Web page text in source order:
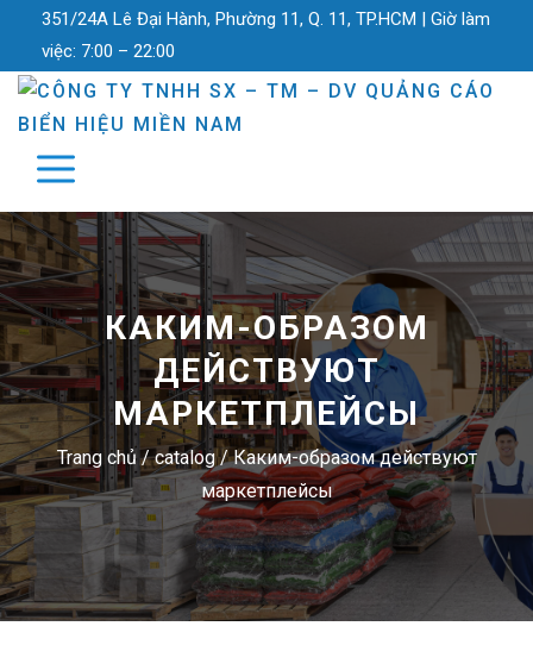
351/24A Lê Đại Hành, Phường 11, Q. 11, TP.HCM | Giờ làm
việc: 7:00 – 22:00
КАКИМ-ОБРАЗОМ
ДЕЙСТВУЮТ
МАРКЕТПЛЕЙСЫ
Trang chủ/catalog/Каким-образом действуют
маркетплейсы